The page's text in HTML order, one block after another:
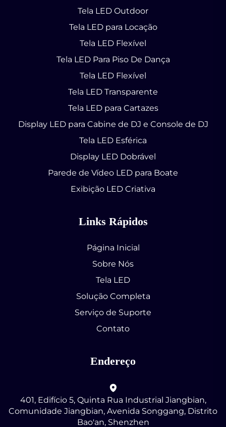
Tela LED Outdoor
Tela LED para Locação
Tela LED Flexível
Tela LED Para Piso De Dança
Tela LED Flexível
Tela LED Transparente
Tela LED para Cartazes
Display LED para Cabine de DJ e Console de DJ
Tela LED Esférica
Display LED Dobrável
Parede de Vídeo LED para Boate
Exibição LED Criativa
Links Rápidos
Página Inicial
Sobre Nós
Tela LED
Solução Completa
Serviço de Suporte
Contato
Endereço
401, Edifício 5, Quinta Rua Industrial Jiangbian,
Comunidade Jiangbian, Avenida Songgang, Distrito
Bao'an, Shenzhen